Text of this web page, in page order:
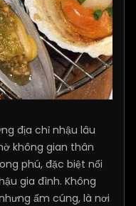
địa chỉ nhậu lâu
không gian thân
phú, đặc biệt nổi
gia đình. Không
ấm cúng, là nơi